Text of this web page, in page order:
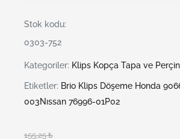
Stok kodu:
0303-752
Kategoriler: Klips Kopça Tapa ve
Etiketler: Brio Klips Döşeme Honda
003Nıssan 76996-01P02
155,25₺